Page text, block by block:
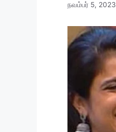
நவம்பர் 5, 2023